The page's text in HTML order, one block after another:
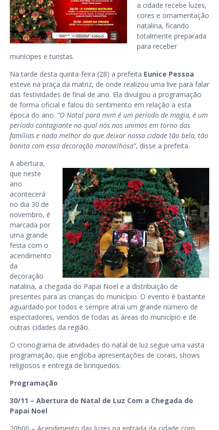
a cidade recebe luzes,
cores e ornamentação
natalina, ficando
totalmente preparada
para receber
munícipes e turistas.
Na tarde desta quinta-feira (28) a prefeita Eunice Pessoa
esteve na praça da matriz, de onde realizou uma live para falar
das festividades de final de ano. Ela divulgou a programação
de forma oficial e falou do sentimento em relação a esta
época do ano. “O Natal para mim é um período de magia, é um
período contagiante no qual nós nos unimos em torno das
famílias e nada melhor do que deixar nossa cidade tão bela, tão
bonita com essa decoração maravilhosa”, disse a prefeita.
A abertura,
que neste
ano
acontecerá
no dia 30 de
novembro, é
marcada por
uma grande
festa com o
acendimento
da
decoração
natalina, a chegada do Papai Noel e a distribuição de
presentes para as crianças do município. O evento é bastante
aguardado por todos e sempre atrai um grande número de
espectadores, vendos de todas as áreas do município e de
outras cidades da região.
O cronograma de atividades do natal de luz segue uma vasta
programação, que engloba apresentações de corais, shows
religiosos e entrega de brinquedos.
Programação
30/11 – Abertura do Natal de Luz Com a Chegada do
Papai Noel